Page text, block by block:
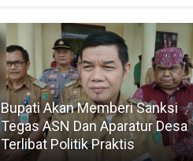
Bupati Akan Memberi Sanksi
Tegas ASN Dan Aparatur Desa
Terlibat Politik Praktis